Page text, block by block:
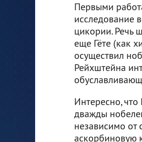
Первыми
исследование
цикории. Речь
еще Гёте (как
осуществил
Рейхштейна
Интересно,
дважды
независимо от
аскорбиновую